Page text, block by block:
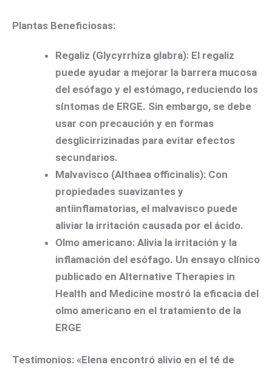
Plantas Beneficiosas:
Regaliz (Glycyrrhiza glabra): El regaliz
puede ayudar a mejorar la barrera mucosa
del esófago y el estómago, reduciendo los
síntomas de ERGE. Sin embargo, se debe
usar con precaución y en formas
desglicirrizinadas para evitar efectos
secundarios.
Malvavisco (Althaea officinalis): Con
propiedades suavizantes y
antiinflamatorias, el malvavisco puede
aliviar la irritación causada por el ácido.
Olmo americano: Alivia la irritación y la
inflamación del esófago. Un ensayo clínico
publicado en Alternative Therapies in
Health and Medicine mostró la eficacia del
olmo americano en el tratamiento de la
ERGE
Testimonios: «Elena encontró alivio en el té de